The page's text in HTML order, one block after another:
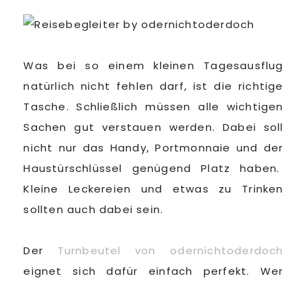
Was bei so einem kleinen Tagesausflug
natürlich nicht fehlen darf, ist die richtige
Tasche. Schließlich müssen alle wichtigen
Sachen gut verstauen werden. Dabei soll
nicht nur das Handy, Portmonnaie und der
Haustürschlüssel genügend Platz haben.
Kleine Leckereien und etwas zu Trinken
sollten auch dabei sein.
Der Turnbeutel von odernichtoderdoch
eignet sich dafür einfach perfekt. Wer